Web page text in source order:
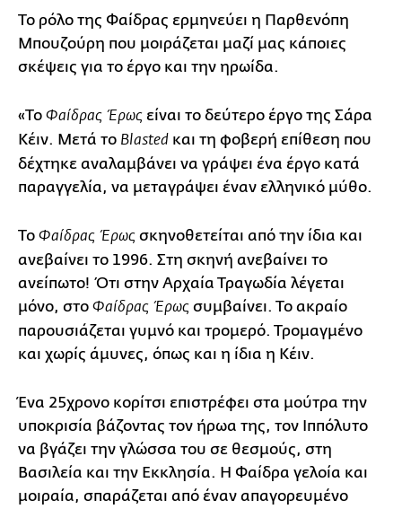
Το ρόλο της Φαίδρας ερμηνεύει η Παρθενόπη
Μπουζούρη που μοιράζεται μαζί μας κάποιες
σκέψεις για το έργο και την ηρωίδα.
«Το Φαίδρας Έρως είναι το δεύτερο έργο της Σάρα
Κέιν. Μετά το Blasted και τη φοβερή επίθεση που
δέχτηκε αναλαμβάνει να γράψει ένα έργο κατά
παραγγελία, να μεταγράψει έναν ελληνικό μύθο.
Το Φαίδρας Έρως σκηνοθετείται από την ίδια και
ανεβαίνει το 1996. Στη σκηνή ανεβαίνει το
ανείπωτο! Ότι στην Αρχαία Τραγωδία λέγεται
μόνο, στο Φαίδρας Έρως συμβαίνει. Το ακραίο
παρουσιάζεται γυμνό και τρομερό. Τρομαγμένο
και χωρίς άμυνες, όπως και η ίδια η Κέιν.
Ένα 25χρονο κορίτσι επιστρέφει στα μούτρα την
υποκρισία βάζοντας τον ήρωα της, τον Ιππόλυτο
να βγάζει την γλώσσα του σε θεσμούς, στη
Βασιλεία και την Εκκλησία. Η Φαίδρα γελοία και
μοιραία, σπαράζεται από έναν απαγορευμένο